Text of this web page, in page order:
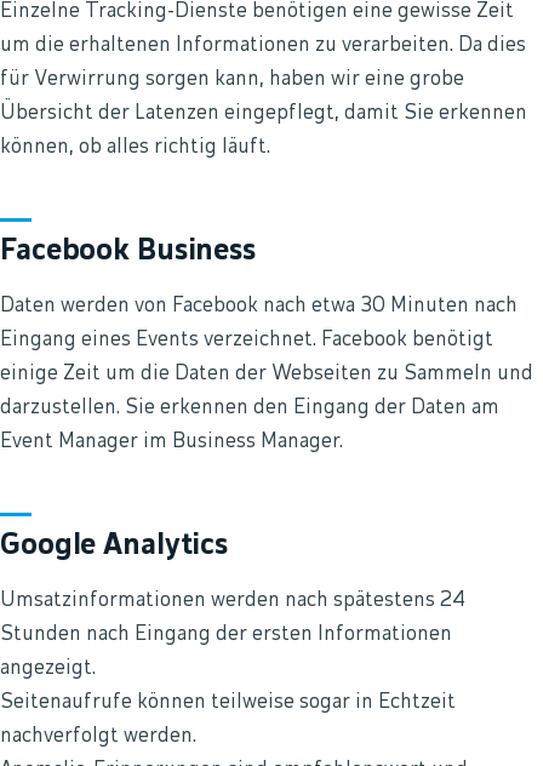
Einzelne Tracking-Dienste benötigen eine gewisse Zeit
um die erhaltenen Informationen zu verarbeiten. Da dies
für Verwirrung sorgen kann, haben wir eine grobe
Übersicht der Latenzen eingepflegt, damit Sie erkennen
können, ob alles richtig läuft.
Facebook Business
Daten werden von Facebook nach etwa 30 Minuten nach
Eingang eines Events verzeichnet. Facebook benötigt
einige Zeit um die Daten der Webseiten zu Sammeln und
darzustellen. Sie erkennen den Eingang der Daten am
Event Manager im Business Manager.
Google Analytics
Umsatzinformationen werden nach spätestens 24
Stunden nach Eingang der ersten Informationen
angezeigt.
Seitenaufrufe können teilweise sogar in Echtzeit
nachverfolgt werden.